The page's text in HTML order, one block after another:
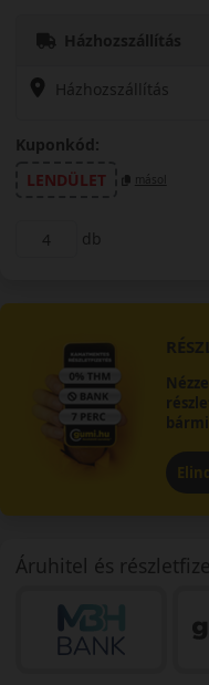
Házhozszállítás
Házhozszállítás
Kuponkód:
LENDÜLET
másol
db
Áruhitel és